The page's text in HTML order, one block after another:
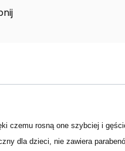
czemu rosną one szybciej i
dla dzieci, nie zawiera